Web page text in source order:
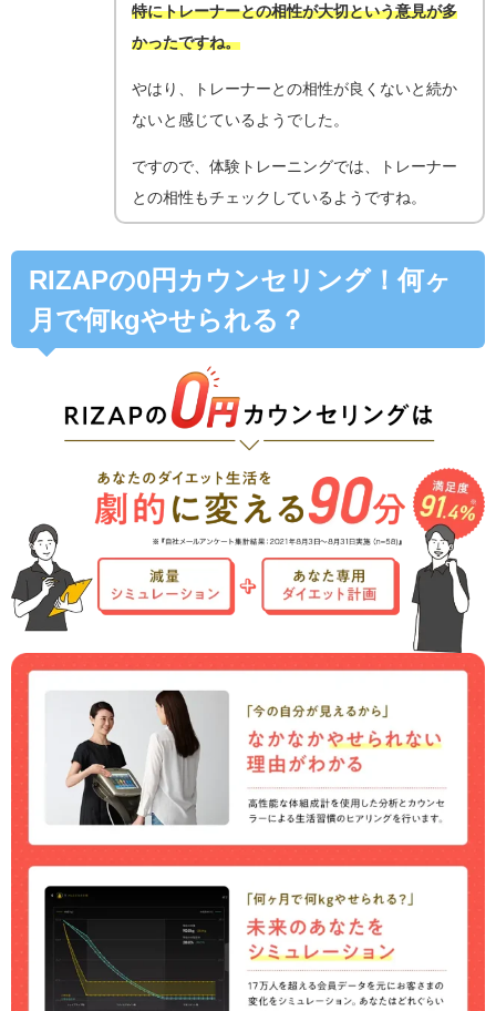
特にトレーナーとの相性が大切という意見が多
かったですね。
やはり、トレーナーとの相性が良くないと続か
ないと感じているようでした。
ですので、体験トレーニングでは、トレーナー
との相性もチェックしているようですね。
RIZAPの0円カウンセリング！何ヶ
月で何kgやせられる？